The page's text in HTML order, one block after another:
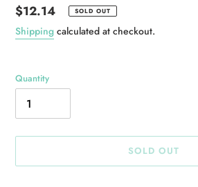
Regular
price
$12.14 SOLD OUT
Shipping calculated at checkout.
Quantity
SOLD OUT